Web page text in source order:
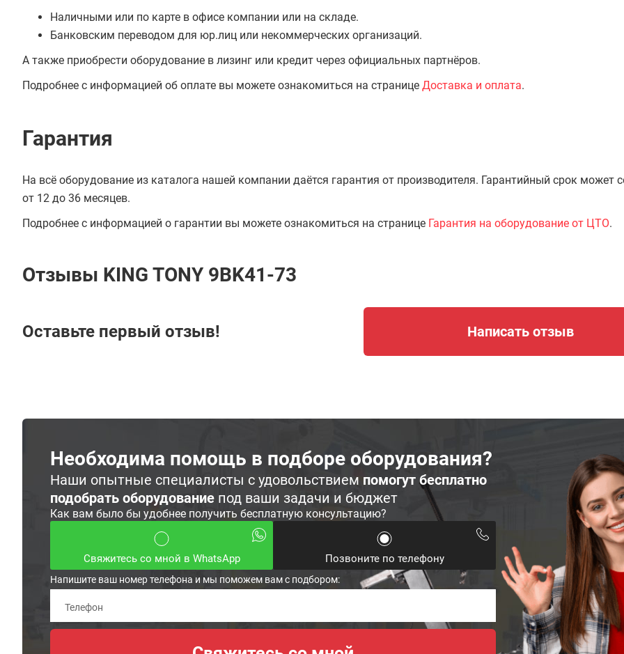
Наличными или по карте в офисе компании или на складе.
Банковским переводом для юр.лиц или некоммерческих организаций.
А также приобрести оборудование в лизинг или кредит через официальных партнёров.
Подробнее с информацией об оплате вы можете ознакомиться на странице Доставка и оплата.
Гарантия
На всё оборудование из каталога нашей компании даётся гарантия от производителя. Гарантийный срок может
от 12 до 36 месяцев.
Подробнее с информацией о гарантии вы можете ознакомиться на странице Гарантия на оборудование от ЦТО.
Отзывы KING TONY 9BK41-73
Оставьте первый отзыв! Написать отзыв
Необходима помощь в подборе оборудования?
Наши опытные специалисты с удовольствием помогут бесплатно
подобрать оборудование под ваши задачи и бюджет
Как вам было бы удобнее получить бесплатную консультацию?
Свяжитесь со мной в WhatsApp Позвоните по телефону
Напишите ваш номер телефона и мы поможем вам с подбором: